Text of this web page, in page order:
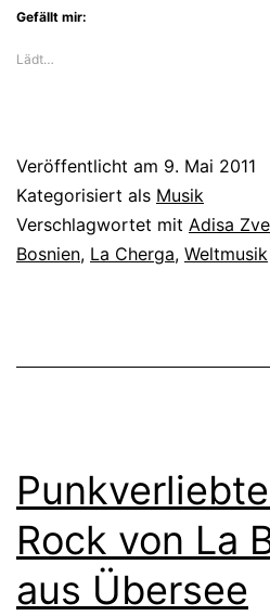
Gefällt mir:
Lädt…
Veröffentlicht am 9. Mai 2011
Kategorisiert als Musik
Verschlagwortet mit Adisa
Bosnien, La Cherga, Weltmusik
Rock von La
aus Übersee